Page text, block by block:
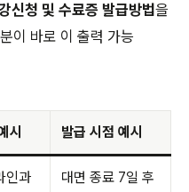
신청 및 수료증 발급방법을
이 바로 이 출력 가능
시 발급 시점 예시
인과
대면 종료 7일 후